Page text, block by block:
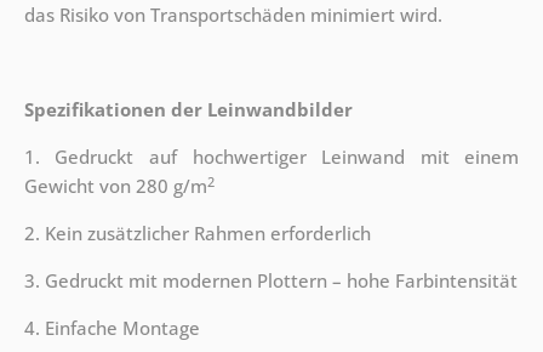
das Risiko von Transportschäden minimiert wird.
Spezifikationen der Leinwandbilder
1. Gedruckt auf hochwertiger Leinwand mit einem
Gewicht von 280 g/m2
2. Kein zusätzlicher Rahmen erforderlich
3. Gedruckt mit modernen Plottern – hohe Farbintensität
4. Einfache Montage